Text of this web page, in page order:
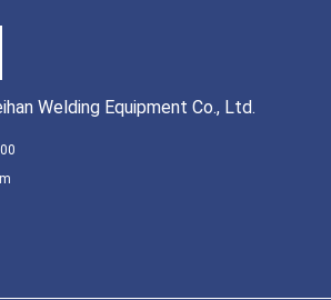
Welding Equipment Co., Ltd.